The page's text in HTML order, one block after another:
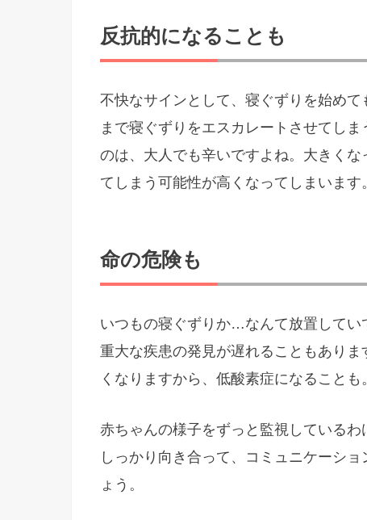
反抗的になることも
不快なサインとして、寝ぐずりを始め
まで寝ぐずりをエスカレートさせてし
のは、大人でも辛いですよね。大きく
てしまう可能性が高くなってしまいます。
命の危険も
いつもの寝ぐずりか…なんて放置してい
重大な疾患の発見が遅れることもあり
くなりますから、低酸素症になることも。
赤ちゃんの様子をずっと監視しているわ
しっかり向き合って、コミュニケーシ
ょう。